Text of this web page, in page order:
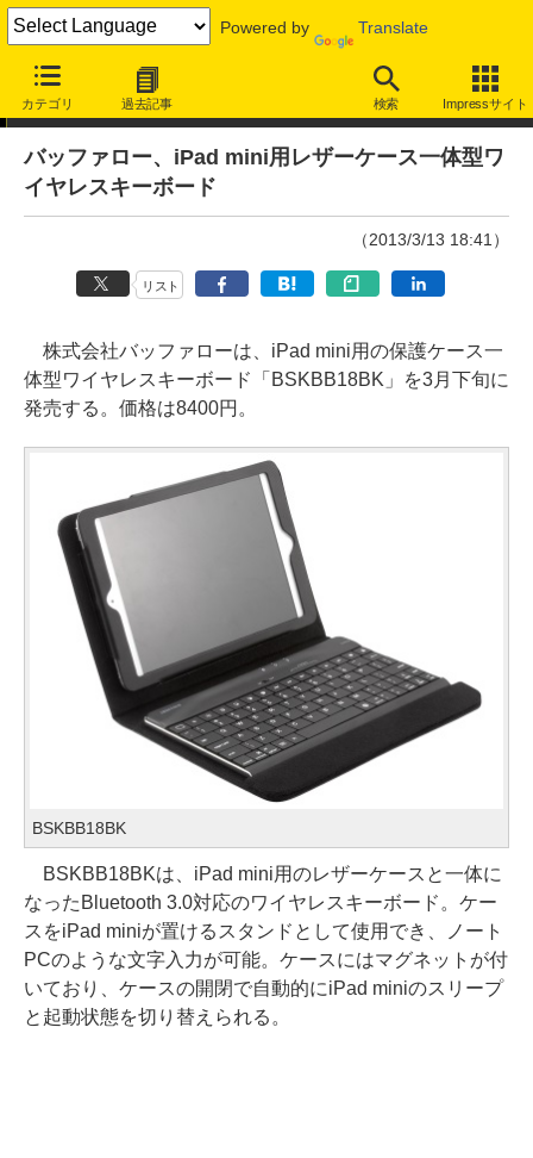
Powered by Translate
カテゴリ 過去記事 検索 Impressサイト
ニュース
バッファロー、iPad mini用レザーケース一体型ワ
イヤレスキーボード
（2013/3/13 18:41）
リスト
株式会社バッファローは、iPad mini用の保護ケース一
体型ワイヤレスキーボード「BSKBB18BK」を3月下旬に
発売する。価格は8400円。
BSKBB18BK
BSKBB18BKは、iPad mini用のレザーケースと一体に
なったBluetooth 3.0対応のワイヤレスキーボード。ケー
スをiPad miniが置けるスタンドとして使用でき、ノート
PCのような文字入力が可能。ケースにはマグネットが付
いており、ケースの開閉で自動的にiPad miniのスリープ
と起動状態を切り替えられる。